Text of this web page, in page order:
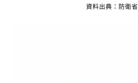
資料出典：防衛省